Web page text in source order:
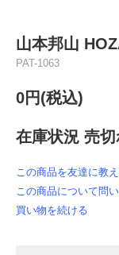
山本邦山
PAT-1063
0円(税込)
在庫状況 売切
この商品を友達に教
この商品について問
買い物を続ける